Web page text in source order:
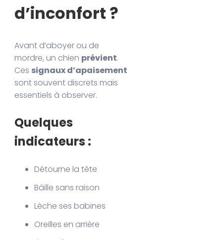
d’inconfort ?
Avant d’aboyer ou de
mordre, un chien prévient.
Ces signaux d’apaisement
sont souvent discrets mais
essentiels à observer.
Quelques
indicateurs :
Détourne la tête
Bâille sans raison
Lèche ses babines
Oreilles en arrière